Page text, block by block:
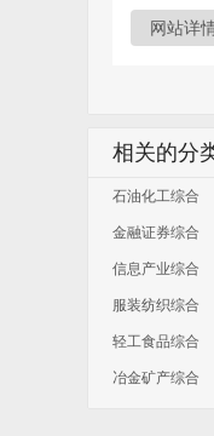
网站详
相关的分
石油化工综合
金融证券综合
信息产业综合
服装纺织综合
轻工食品综合
冶金矿产综合